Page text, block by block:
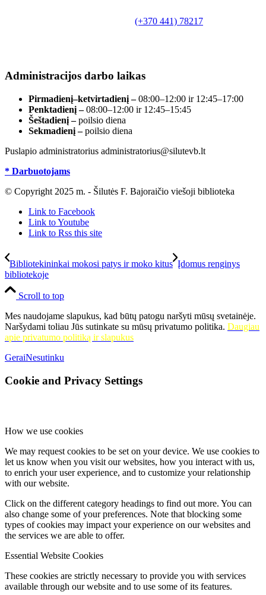
(+370 441) 78217
Administracijos darbo laikas
Pirmadienį–ketvirtadienį –08:00–12:00 ir 12:45–17:00
Penktadienį –08:00–12:00 ir 12:45–15:45
Šeštadienį –poilsio diena
Sekmadienį –poilsio diena
Puslapio administratorius administratorius@silutevb.lt
* Darbuotojams
© Copyright 2025 m. - Šilutės F. Bajoraičio viešoji biblioteka
Link to Facebook
Link to Youtube
Link to Rss this site
Bibliotekininkai mokosi patys ir moko kitus Įdomus renginys
bibliotekoje
Scroll to top
Mes naudojame slapukus, kad būtų patogu naršyti mūsų svetainėje.
Naršydami toliau Jūs sutinkate su mūsų privatumo politika. Daugiau
apie privatumo politiką ir slapukus
GeraiNesutinku
Cookie and Privacy Settings
How we use cookies
We may request cookies to be set on your device. We use cookies to
let us know when you visit our websites, how you interact with us,
to enrich your user experience, and to customize your relationship
with our website.
Click on the different category headings to find out more. You can
also change some of your preferences. Note that blocking some
types of cookies may impact your experience on our websites and
the services we are able to offer.
Essential Website Cookies
These cookies are strictly necessary to provide you with services
available through our website and to use some of its features.